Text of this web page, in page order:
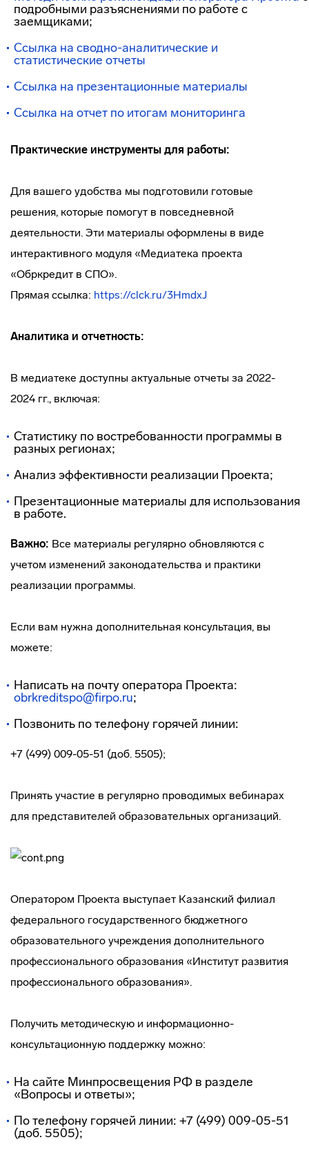
подробными разъяснениями по работе с
заемщиками;
Ссылка на сводно-аналитические и
статистические отчеты
Ссылка на презентационные материалы
Ссылка на отчет по итогам мониторинга
Практические инструменты для работы:
Для вашего удобства мы подготовили готовые
решения, которые помогут в повседневной
деятельности. Эти материалы оформлены в виде
интерактивного модуля «Медиатека проекта
«Обркредит в СПО».
Прямая ссылка: https://clck.ru/3HmdxJ
Аналитика и отчетность:
В медиатеке доступны актуальные отчеты за 2022-
2024 гг., включая:
Статистику по востребованности программы в
разных регионах;
Анализ эффективности реализации Проекта;
Презентационные материалы для использования
в работе.
Важно: Все материалы регулярно обновляются с
учетом изменений законодательства и практики
реализации программы.
Если вам нужна дополнительная консультация, вы
можете:
Написать на почту оператора Проекта:
obrkreditspo@firpo.ru;
Позвонить по телефону горячей линии:
+7 (499) 009-05-51 (доб. 5505);
Принять участие в регулярно проводимых вебинарах
для представителей образовательных организаций.
Оператором Проекта выступает Казанский филиал
федерального государственного бюджетного
образовательного учреждения дополнительного
профессионального образования «Институт развития
профессионального образования».
Получить методическую и информационно-
консультационную поддержку можно:
На сайте Минпросвещения РФ в разделе
«Вопросы и ответы»;
По телефону горячей линии: +7 (499) 009-05-51
(доб. 5505);